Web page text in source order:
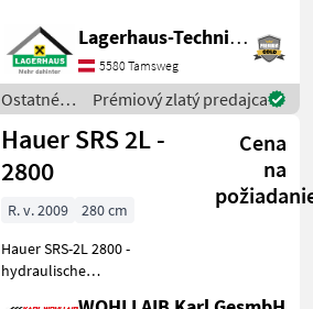
* hydr. Verstellung Das
Verkaufsteam der
Lagerhaus Technik freut
sich auf Ihre Anfrag
Lagerhaus-Technik Tamsweg
5580 Tamsweg
Ostatné
traktorové
komponenty
/ Hauer
Prémiový zlatý predajca
Hauer SRS 2L -
2800
Cena
na
R. v. 2009
280 cm
Hauer SRS-2L 2800 -
hydraulische